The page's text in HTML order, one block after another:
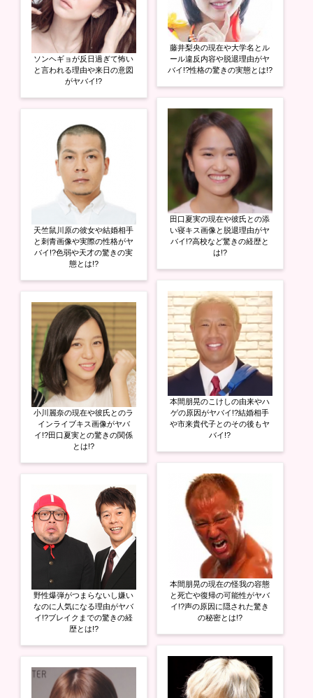
ソンヘギョが反日過ぎて怖い
と言われる理由や来日の意図
がヤバイ!?
天竺鼠川原の彼女や結婚相手
と刺青画像や実際の性格がヤ
バイ!?色弱や天才の驚きの実
態とは!?
小川麗奈の現在や彼氏とのラ
インライブキス画像がヤバ
イ!?田口夏実との驚きの関係
とは!?
野性爆弾がつまらないし嫌い
なのに人気になる理由がヤバ
イ!?ブレイクまでの驚きの経
歴とは!?
藤井梨央の現在や大学名とル
ール違反内容や脱退理由がヤ
バイ!?性格の驚きの実態とは!?
田口夏実の現在や彼氏との添
い寝キス画像と脱退理由がヤ
バイ!?高校など驚きの経歴と
は!?
本間朋晃のこけしの由来やハ
ゲの原因がヤバイ!?結婚相手
や市来貴代子とのその後もヤ
バイ!?
本間朋晃の現在の怪我の容態
と死亡や復帰の可能性がヤバ
イ!?声の原因に隠された驚き
の秘密とは!?